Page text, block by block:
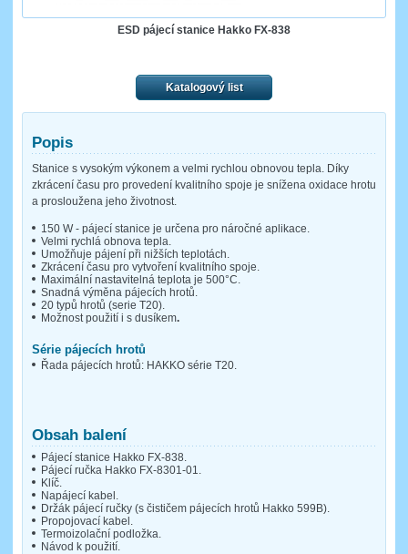
ESD pájecí stanice Hakko FX-838
Katalogový list
Popis
Stanice s vysokým výkonem a velmi rychlou obnovou tepla. Díky
zkrácení času pro provedení kvalitního spoje je snížena oxidace hrotu
a prosloužena jeho životnost.
150 W - pájecí stanice je určena pro náročné aplikace.
Velmi rychlá obnova tepla.
Umožňuje pájení při nižších teplotách.
Zkrácení času pro vytvoření kvalitního spoje.
Maximální nastavitelná teplota je 500°C.
Snadná výměna pájecích hrotů.
20 typů hrotů (serie T20).
Možnost použití i s dusíkem.
Série pájecích hrotů
Řada pájecích hrotů: HAKKO série T20.
Obsah balení
Pájecí stanice Hakko FX-838.
Pájecí ručka Hakko FX-8301-01.
Klíč.
Napájecí kabel.
Držák pájecí ručky (s čističem pájecích hrotů Hakko 599B).
Propojovací kabel.
Termoizolační podložka.
Návod k použití.